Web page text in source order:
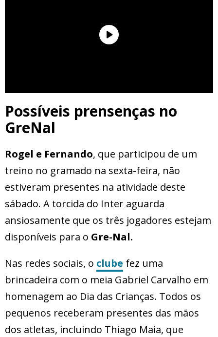
Possíveis prensenças no
GreNal
Rogel e Fernando, que participou de um
treino no gramado na sexta-feira, não
estiveram presentes na atividade deste
sábado. A torcida do Inter aguarda
ansiosamente que os três jogadores estejam
disponíveis para o Gre-Nal.
Nas redes sociais, o clube fez uma
brincadeira com o meia Gabriel Carvalho em
homenagem ao Dia das Crianças. Todos os
pequenos receberam presentes das mãos
dos atletas, incluindo Thiago Maia, que